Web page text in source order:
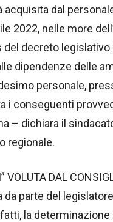
dal
2022, nelle more
del decreto
dipendenze delle
personale,
i conseguenti
– dichiara il
regionale.
VOLUTA DAL
da parte del
la